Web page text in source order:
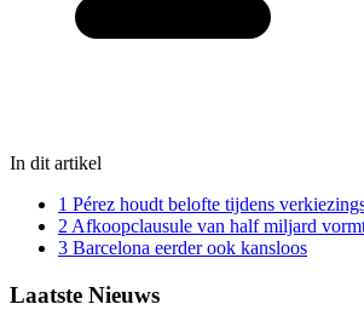
In dit artikel
1 Pérez houdt belofte tijdens
2 Afkoopclausule van half miljard
3 Barcelona eerder ook kansloos
Laatste Nieuws